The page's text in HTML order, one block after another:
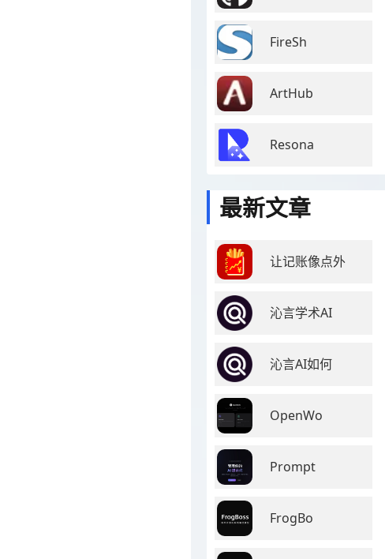
FireSh
ArtHub
Resona
最新文章
让记账像点外
沁言学术AI
沁言AI如何
OpenWo
Prompt
FrogBo